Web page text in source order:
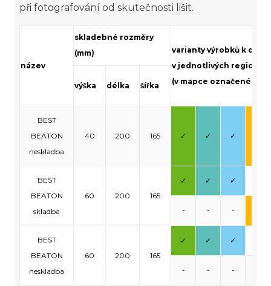
při fotografování od skutečnosti lišit.
název
skladebné rozměry
(mm)
varianty výrobků k
v jednotlivých
(v mapce označené
výška délka šířka
BEST
BEATON
neskladba
40 200 165 ✓ ✓ ✓
BEST
BEATON
skladba
60 200 165
✓ ✓ ✓
- - -
BEST
BEATON
neskladba
60 200 165
✓ ✓ ✓
- - -